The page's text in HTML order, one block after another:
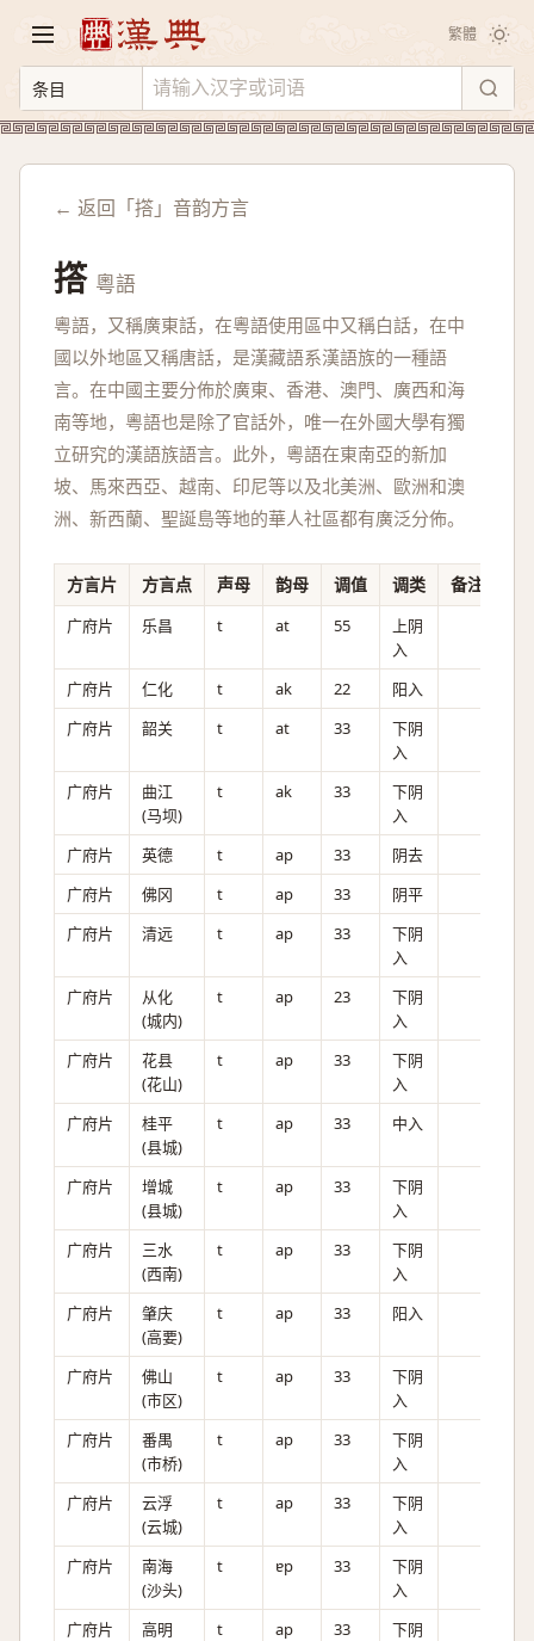
繁體
← 返回「撘」音韵方言
撘 粵語
粵語，又稱廣東話，在粵語使用區中又稱白話，在中
國以外地區又稱唐話，是漢藏語系漢語族的一種語
言。在中國主要分佈於廣東、香港、澳門、廣西和海
南等地，粵語也是除了官話外，唯一在外國大學有獨
立研究的漢語族語言。此外，粵語在東南亞的新加
坡、馬來西亞、越南、印尼等以及北美洲、歐洲和澳
洲、新西蘭、聖誕島等地的華人社區都有廣泛分佈。
方言片 方言点 声母 韵母 调值 调类 备注
广府片 乐昌 t at 55
上阴
入
广府片
仁化 t ak 22
阳入
广府片
韶关 t at 33
下阴
入
广府片
曲江
(马坝)
t ak 33
下阴
入
广府片
英德 t ap 33
阴去
广府片
佛冈 t ap 33
阴平
广府片
清远 t ap 33
下阴
入
广府片
从化
(城内)
t ap 23
下阴
入
广府片
花县
(花山)
t ap 33
下阴
入
广府片
桂平
(县城)
t ap 33 中入
广府片
增城
(县城)
t ap 33
下阴
入
广府片
三水
(西南)
t ap 33
下阴
入
广府片
肇庆
(高要)
t ap 33 阳入
广府片
佛山
(市区)
t ap 33
下阴
入
广府片
番禺
(市桥)
t ap 33
下阴
入
广府片
云浮
(云城)
t ap 33
下阴
入
广府片
南海
(沙头)
t ɐp 33
下阴
入
广府片
高明
t ap 33
下阴